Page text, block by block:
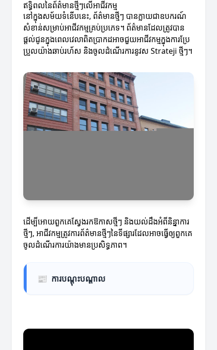
ឥទ្ធិពលនៃព័ត៌មានថ្មីៗលើអាជីវកម្ម
នៅក្នុងសម័យទំនើបនេះ, ព័ត៌មានថ្មីៗ បានក្លាយជាឧបករណ៍
សំខាន់សម្រាប់អាជីវកម្មគ្រប់ប្រភេទ។ ព័ត៌មានដែលត្រូវបាន
ផ្តល់ជូនក្នុងពេលវេលាពិតប្រាកដអាចជួយអាជីវកម្មក្នុងការប្រែ
ប្រួលយ៉ាងឆាប់រហ័ស និងចូលដំណើរការនូវស Strateji ថ្មីៗ។
ដើម្បីអោយពួកគេស្វែងរកឱកាសថ្មីៗ និងយល់ដឹងអំពីនិន្នាការ
ថ្មីៗ, អាជីវកម្មត្រូវការព័ត៌មានថ្មីៗនៃទីផ្សារដែលអាចធ្វើឲ្យពួកគេ
ចូលដំណើរការយ៉ាងមានប្រសិទ្ធភាព។
📰 ការបណ្តុះបណ្តាល